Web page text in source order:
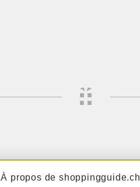
À propos de shoppingguide.ch